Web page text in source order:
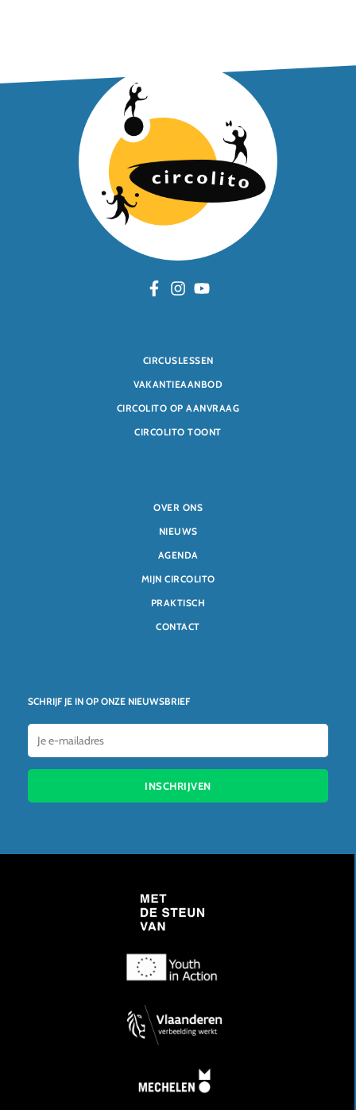
CIRCUSLESSEN
VAKANTIEAANBOD
CIRCOLITO OP AANVRAAG
CIRCOLITO TOONT
SCHRIJF JE IN OP ONZE NIEUWSBRIEF
INSCHRIJVEN
OVER ONS
NIEUWS
AGENDA
MIJN CIRCOLITO
PRAKTISCH
CONTACT